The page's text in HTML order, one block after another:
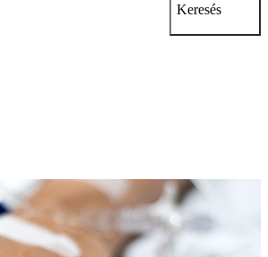
Keresés